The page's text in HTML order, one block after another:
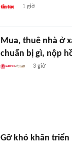
1 giờ
Mua, thuê nhà ở
chuẩn bị gì, nộp
3 giờ
Gỡ khó khăn triển